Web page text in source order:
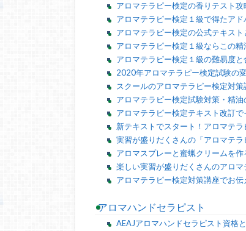
アロマテラピー検定の香りテスト
アロマテラピー検定１級で得たア
アロマテラピー検定の公式テキス
アロマテラピー検定１級ならこの
アロマテラピー検定１級の難易度
2020年アロマテラピー検定試験の
スクールのアロマテラピー検定対
アロマテラピー検定試験対策・精
アロマテラピー検定テキスト改訂
新テキストでスタート！アロマテ
実習が盛りだくさんの「アロマテラ
アロマスプレーと蜜蝋クリームを
楽しい実習が盛りだくさんのアロ
アロマテラピー検定対策講座でお
アロマハンドセラピスト
AEAJアロマハンドセラピスト資格